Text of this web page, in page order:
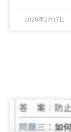
2020年2月17日